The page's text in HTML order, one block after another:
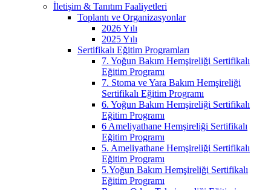
İletişim & Tanıtım Faaliyetleri
Toplantı ve Organizasyonlar
2026 Yılı
2025 Yılı
Sertifikalı Eğitim Programları
7. Yoğun Bakım Hemşireliği Sertifikalı
Eğitim Programı
7. Stoma ve Yara Bakım Hemşireliği
Sertifikalı Eğitim Programı
6. Yoğun Bakım Hemşireliği Sertifikalı
Eğitim Programı
6 Ameliyathane Hemşireliği Sertifikalı
Eğitim Programı
5. Ameliyathane Hemşireliği Sertifikalı
Eğitim Programı
5.Yoğun Bakım Hemşireliği Sertifikalı
Eğitim Programı